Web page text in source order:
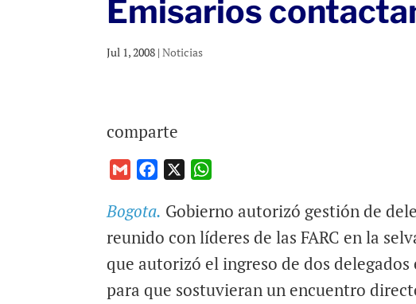
Emisarios
Jul 1, 2008 |Noticias
comparte
G
a
i
c
e
o
o
a
t
A
p
Bogota. Gobierno autorizó gestión de
reunido con líderes de las FARC en la
que autorizó el ingreso de dos
para que sostuvieran un encuentro